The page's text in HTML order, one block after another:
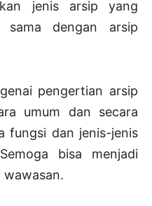
jenis arsip yang
sama dengan arsip
pengertian arsip
umum dan secara
fungsi dan jenis-jenis
bisa menjadi
wawasan.